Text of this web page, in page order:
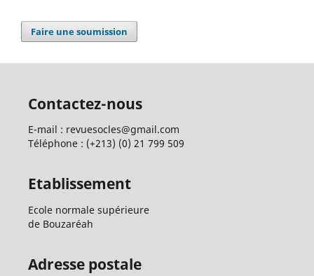
Faire une soumission
Contactez-nous
E-mail : revuesocles@gmail.com
Téléphone : (+213) (0) 21 799 509
Etablissement
Ecole normale supérieure
de Bouzaréah
Adresse postale